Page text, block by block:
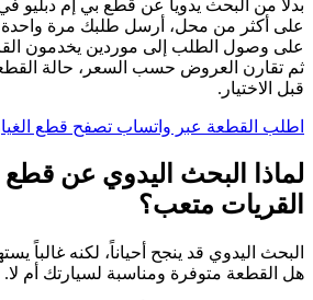
بدلاً من البحث يدوياً عن قطع بي إم دبليو
على أكثر من محل، أرسل طلبك مرة
على وصول الطلب إلى موردين يخدمون
ثم تقارن العروض حسب السعر، حالة
قبل الاختيار.
اطلب القطعة عبر واتساب تصفح قطع
لماذا البحث اليدوي عن قطع
القريات متعب؟
البحث اليدوي قد ينجح أحياناً، لكنه غالباً
هل القطعة متوفرة ومناسبة لسيارتك أم لا.